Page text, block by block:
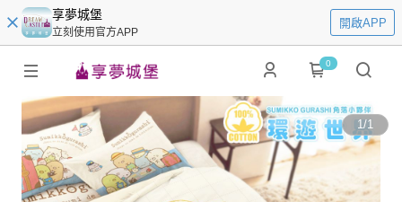
享夢城堡
立刻使用官方APP
開啟APP
0
1/1